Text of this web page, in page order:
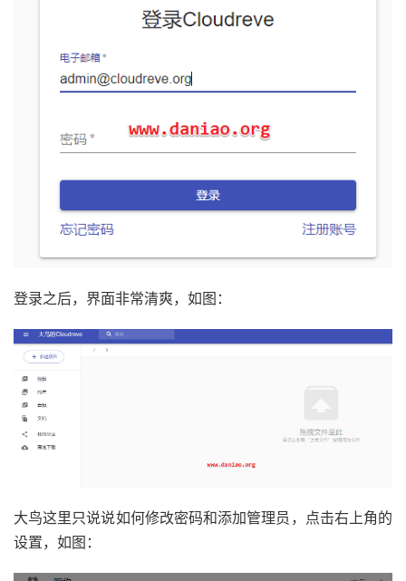
登录之后，界面非常清爽，如图：
大鸟这里只说说如何修改密码和添加管理员，点击右上角的
设置，如图：